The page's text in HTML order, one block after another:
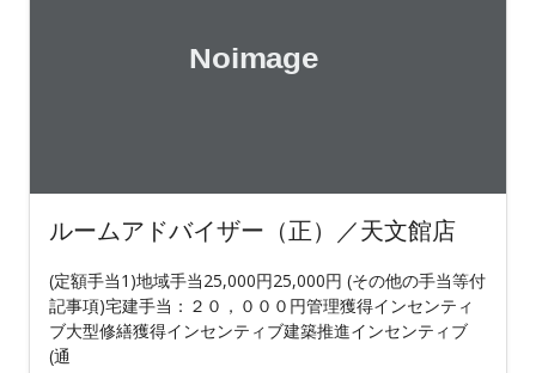
ルームアドバイザー（正）／天文館店
(定額手当1)地域手当25,000円25,000円 (その他の手当等付
記事項)宅建手当：２０，０００円管理獲得インセンティ
ブ大型修繕獲得インセンティブ建築推進インセンティブ
(通